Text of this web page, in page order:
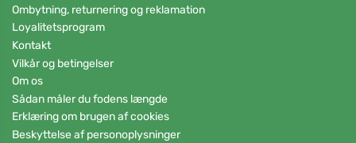
Ombytning, returnering og reklamation
Loyalitetsprogram
Kontakt
Vilkår og betingelser
Om os
Sådan måler du fodens længde
Erklæring om brugen af cookies
Beskyttelse af personoplysninger